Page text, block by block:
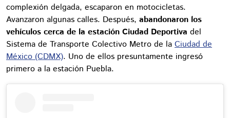
complexión delgada, escaparon en motocicletas.
Avanzaron algunas calles. Después, abandonaron los
vehículos cerca de la estación Ciudad Deportiva del
Sistema de Transporte Colectivo Metro de la Ciudad de
México (CDMX). Uno de ellos presuntamente ingresó
primero a la estación Puebla.